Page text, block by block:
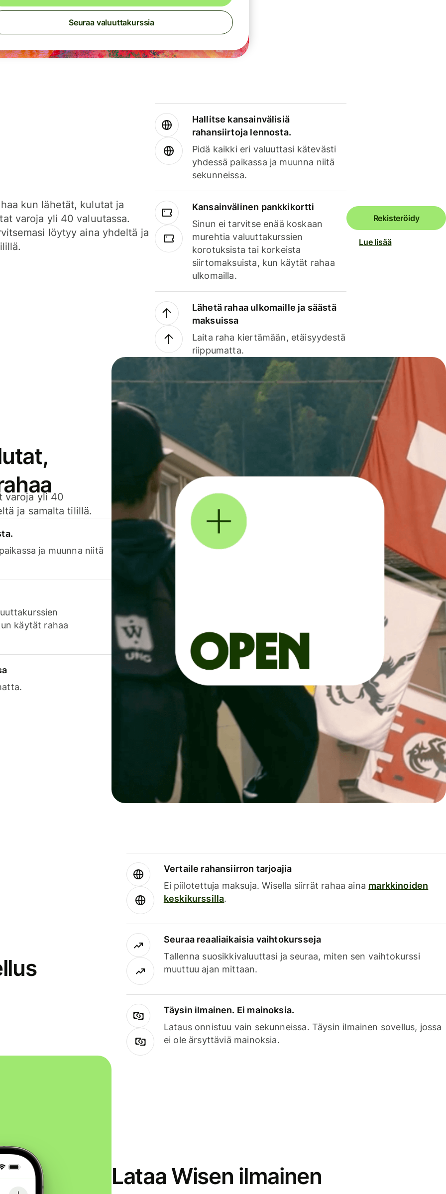
Seuraa valuuttakurssia
kun lähetät, kulutat ja
varoja yli 40 valuutassa.
löytyy aina yhdeltä ja
Hallitse kansainvälisiä
rahansiirtoja lennosta.
Pidä kaikki eri valuuttasi kätevästi
yhdessä paikassa ja muunna niitä
sekunneissa.
Kansainvälinen pankkikortti
Sinun ei tarvitse enää koskaan
murehtia valuuttakurssien
korotuksista tai korkeista
siirtomaksuista, kun käytät rahaa
ulkomailla.
Lähetä rahaa ulkomaille ja säästä
maksuissa
Laita raha kiertämään, etäisyydestä
riippumatta.
Rekisteröidy
Lue lisää
varoja yli 40
ja samalta tilillä.
ja muunna niitä
käytät rahaa
Vertaile rahansiirron tarjoajia
Ei piilotettuja maksuja. Wisella siirrät rahaa aina markkinoiden
keskikurssilla.
Seuraa reaaliaikaisia vaihtokursseja
Tallenna suosikkivaluuttasi ja seuraa, miten sen vaihtokurssi
muuttuu ajan mittaan.
Täysin ilmainen. Ei mainoksia.
Lataus onnistuu vain sekunneissa. Täysin ilmainen sovellus, jossa
ei ole ärsyttäviä mainoksia.
Lataa Wisen ilmainen